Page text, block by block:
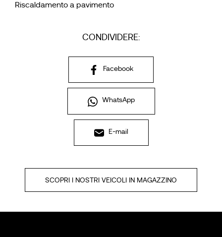
Riscaldamento a pavimento
CONDIVIDERE:
Facebook
WhatsApp
E-mail
SCOPRI I NOSTRI VEICOLI IN MAGAZZINO